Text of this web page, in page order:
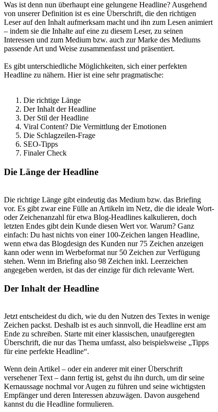
Was ist denn nun überhaupt eine gelungene Headline? Ausgehend
von unserer Definition ist es eine Überschrift, die den richtigen
Leser auf den Inhalt aufmerksam macht und ihn zum Lesen animiert
– indem sie die Inhalte auf eine zu diesem Leser, zu seinen
Interessen und zum Medium bzw. auch zur Marke des Mediums
passende Art und Weise zusammenfasst und präsentiert.
Es gibt unterschiedliche Möglichkeiten, sich einer perfekten
Headline zu nähern. Hier ist eine sehr pragmatische:
Die richtige Länge
Der Inhalt der Headline
Der Stil der Headline
Viral Content? Die Vermittlung der Emotionen
Die Schlagzeilen-Frage
SEO-Tipps
Finaler Check
Die Länge der Headline
Die richtige Länge gibt eindeutig das Medium bzw. das Briefing
vor. Es gibt zwar eine Fülle an Artikeln im Netz, die die ideale Wort-
oder Zeichenanzahl für etwa Blog-Headlines kalkulieren, doch
letzten Endes gibt dein Kunde diesen Wert vor. Warum? Ganz
einfach: Du hast nichts von einer 100-Zeichen langen Headline,
wenn etwa das Blogdesign des Kunden nur 75 Zeichen anzeigen
kann oder wenn im Werbeformat nur 50 Zeichen zur Verfügung
stehen. Wenn im Briefing also 98 Zeichen inkl. Leerzeichen
angegeben werden, ist das der einzige für dich relevante Wert.
Der Inhalt der Headline
Jetzt entscheidest du dich, wie du den Nutzen des Textes in wenige
Zeichen packst. Deshalb ist es auch sinnvoll, die Headline erst am
Ende zu schreiben. Starte mit einer klassischen, unaufgeregten
Überschrift, die nur das Thema umfasst, also beispielsweise „Tipps
für eine perfekte Headline“.
Wenn dein Artikel – oder ein anderer mit einer Überschrift
versehener Text – dann fertig ist, gehst du ihn durch, um dir seine
Kernaussage nochmal vor Augen zu führen und seine wichtigsten
Empfänger und deren Interessen abzuwägen. Davon ausgehend
kannst du die Headline formulieren.